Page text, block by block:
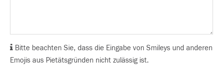
Bitte beachten Sie, dass die Eingabe von Smileys und anderen
Emojis aus Pietätsgründen nicht zulässig ist.